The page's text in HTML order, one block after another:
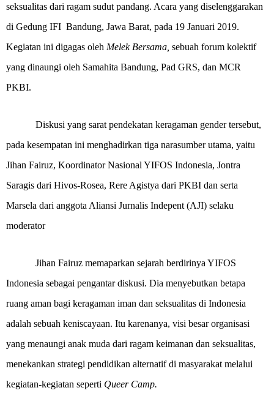
seksualitas dari ragam sudut pandang. Acara yang diselenggarakan
di Gedung IFI Bandung, Jawa Barat, pada 19 Januari 2019.
Kegiatan ini digagas oleh Melek Bersama, sebuah forum kolektif
yang dinaungi oleh Samahita Bandung, Pad GRS, dan MCR
PKBI.
Diskusi yang sarat pendekatan keragaman gender tersebut,
pada kesempatan ini menghadirkan tiga narasumber utama, yaitu
Jihan Fairuz, Koordinator Nasional YIFOS Indonesia, Jontra
Saragis dari Hivos-Rosea, Rere Agistya dari PKBI dan serta
Marsela dari anggota Aliansi Jurnalis Indepent (AJI) selaku
moderator
Jihan Fairuz memaparkan sejarah berdirinya YIFOS
Indonesia sebagai pengantar diskusi. Dia menyebutkan betapa
ruang aman bagi keragaman iman dan seksualitas di Indonesia
adalah sebuah keniscayaan. Itu karenanya, visi besar organisasi
yang menaungi anak muda dari ragam keimanan dan seksualitas,
menekankan strategi pendidikan alternatif di masyarakat melalui
kegiatan-kegiatan seperti Queer Camp.